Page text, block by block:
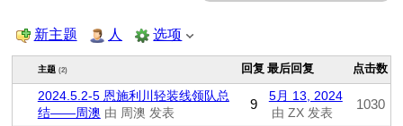
新主题 人 选项
主题 (2) 回复 最后回复 点击数
2024.5.2-5 恩施利川轻装线领队总
结——周澳 由 周澳 发表
9
5月 13, 2024
由 ZX 发表
1030